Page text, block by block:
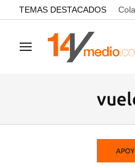
common.go-to-content
TEMAS DESTACADOS
Navegación